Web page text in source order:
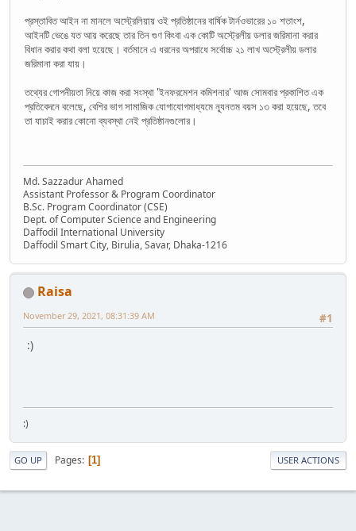
প্রস্তাবিত আইন না মানলে অস্ট্রেলিয়ায় ওই প্রতিষ্ঠানের বার্ষিক টার্নওভারের ১০ শতাংশ,
আইনটি ভেঙে যত আয় করেছে তার তিন গুণ কিংবা এক কোটি অস্ট্রেলীয় ডলার জরিমানা করার
বিধান করার কথা বলা হয়েছে। বর্তমানে এ ধরনের অপরাধে সর্বোচ্চ ২১ লাখ অস্ট্রেলীয় ডলার
জরিমানা করা যায়।
তথ্যের গোপনীয়তা নিয়ে কাজ করা সংস্থা 'ইনফরমেশন কমিশনার' আজ সোমবার প্রকাশিত এক
প্রতিবেদনে বলেছে, বেশির ভাগ সামাজিক যোগাযোগমাধ্যমে ন্যূনতম বয়স ১৩ করা হয়েছে, তবে
তা যাচাই করার কোনো ব্যবস্থা নেই প্রতিষ্ঠানগুলোর।
Md. Sazzadur Ahamed
Assistant Professor & ​Program Coordinator
​B.Sc. Program Coordinator (CSE)
Dept. of Computer Science and Engineering
Daffodil International University
Daffodil Smart City, Birulia, Savar, Dhaka-1216
Raisa
#1
November 29, 2021, 08:31:39 AM
:)
:)
GO UP Pages 1 USER ACTIONS